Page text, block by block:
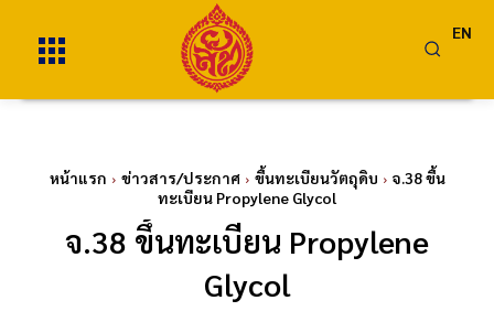
EN
หน้าแรก ข่าวสาร/ประกาศ ขึ้นทะเบียนวัตถุดิบ
จ.38 ขึ้น
ทะเบียน Propylene Glycol
จ.38 ขึ้นทะเบียน Propylene
Glycol